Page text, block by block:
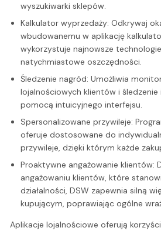
wyszukiwarki sklepów.
Kalkulator wyprzedaży: Odkrywaj
wbudowanemu w aplikację
wykorzystuje najnowsze
natychmiastowe oszczędności.
Śledzenie nagród: Umożliwia
lojalnościowych klientów i
pomocą intuicyjnego interfejsu.
Spersonalizowane przywileje:
oferuje dostosowane do
przywileje, dzięki którym każde
Proaktywne angażowanie klientów:
angażowaniu klientów, które
działalności, DSW zapewnia silną
kupującym, poprawiając ogólne
Aplikacje lojalnościowe oferują